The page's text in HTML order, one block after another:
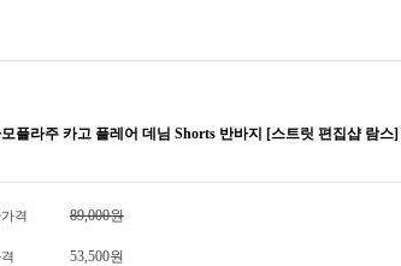
플라주 카고 플레어 데님 Shorts 반바지 [스트릿 편집샵 람스]
격 89,000원
53,500원